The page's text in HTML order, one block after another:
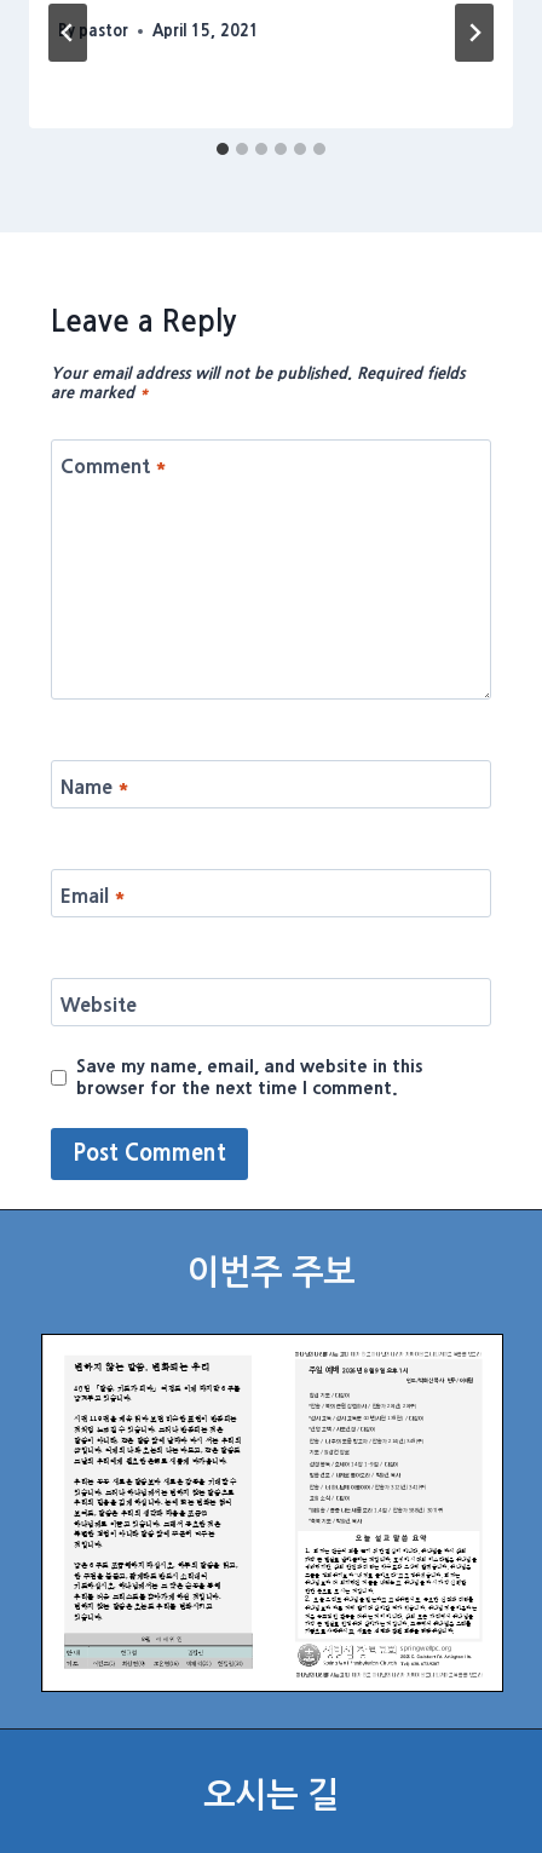
By pastor April 15, 2021
Leave a Reply
Your email address will not be published. Required fields
are marked *
Comment *
Name *
Email *
Website
Save my name, email, and website in this
browser for the next time I comment.
이번주 주보
오시는 길